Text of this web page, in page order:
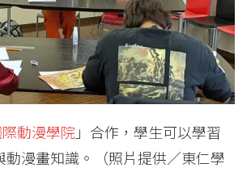
動漫學院 」合作，學生可以學習
動漫畫知識。（照片提供／東仁學